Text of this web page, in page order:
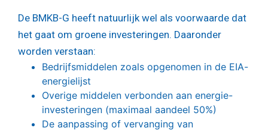
De BMKB-G heeft natuurlijk wel als voorwaarde dat
het gaat om groene investeringen. Daaronder
worden verstaan:
Bedrijfsmiddelen zoals opgenomen in de EIA-
energielijst
Overige middelen verbonden aan energie-
investeringen (maximaal aandeel 50%)
De aanpassing of vervanging van